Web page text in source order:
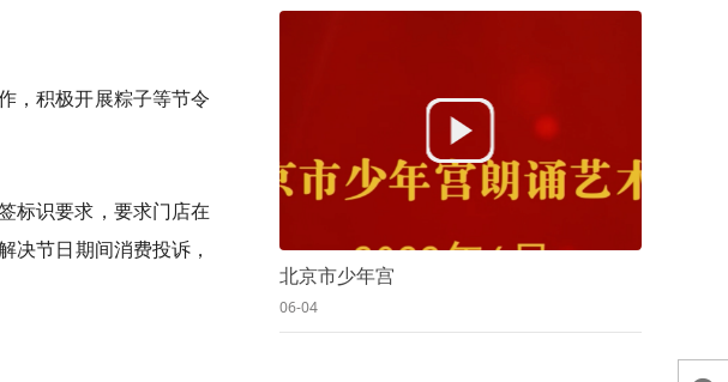
，积极开展粽子等节令
标识要求，要求门店在
决节日期间消费投诉，
北京市少年宫
06-04